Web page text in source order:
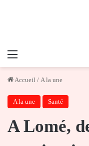
Menu
Accueil / A la une
A la une Santé
A Lomé,